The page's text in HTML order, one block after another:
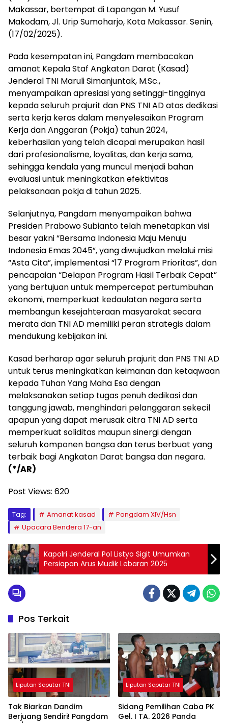
Makassar, bertempat di Lapangan M. Yusuf
Makodam, Jl. Urip Sumoharjo, Kota Makassar. Senin,
(17/02/2025).
Pada kesempatan ini, Pangdam membacakan
amanat Kepala Staf Angkatan Darat (Kasad)
Jenderal TNI Maruli Simanjuntak, M.Sc.,
menyampaikan apresiasi yang setinggi-tingginya
kepada seluruh prajurit dan PNS TNI AD atas dedikasi
serta kerja keras dalam menyelesaikan Program
Kerja dan Anggaran (Pokja) tahun 2024,
keberhasilan yang telah dicapai merupakan hasil
dari profesionalisme, loyalitas, dan kerja sama,
sehingga kendala yang muncul menjadi bahan
evaluasi untuk meningkatkan efektivitas
pelaksanaan pokja di tahun 2025.
Selanjutnya, Pangdam menyampaikan bahwa
Presiden Prabowo Subianto telah menetapkan visi
besar yakni “Bersama Indonesia Maju Menuju
Indonesia Emas 2045”, yang diwujudkan melalui misi
“Asta Cita”, implementasi “17 Program Prioritas”, dan
pencapaian “Delapan Program Hasil Terbaik Cepat”
yang bertujuan untuk mempercepat pertumbuhan
ekonomi, memperkuat kedaulatan negara serta
membangun kesejahteraan masyarakat secara
merata dan TNI AD memiliki peran strategis dalam
mendukung kebijakan ini.
Kasad berharap agar seluruh prajurit dan PNS TNI AD
untuk terus meningkatkan keimanan dan ketaqwaan
kepada Tuhan Yang Maha Esa dengan
melaksanakan setiap tugas penuh dedikasi dan
tanggung jawab, menghindari pelanggaran sekecil
apapun yang dapat merusak citra TNI AD serta
memperkuat soliditas maupun sinergi dengan
seluruh komponen bangsa dan terus berbuat yang
terbaik bagi Angkatan Darat bangsa dan negara.
(*/AR)
Post Views: 620
Tag: Amanat kasad
Pangdam XIV/Hsn
Upacara Bendera 17-an
Kapolri Jenderal Pol Listyo Sigit Umumkan
Persiapan Arus Mudik Lebaran 2025
Pos Terkait
Liputan Seputar TNI
Tak Biarkan Dandim
Berjuang Sendiri! Pangdam
Liputan Seputar TNI
Sidang Pemilihan Caba PK
Gel. I TA. 2026 Panda